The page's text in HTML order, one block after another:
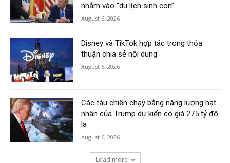
nhắm vào “du lịch sinh con”.
August 6, 2026
Disney và TikTok hợp tác trong thỏa
thuận chia sẻ nội dung
August 6, 2026
Các tàu chiến chạy bằng năng lượng hạt
nhân của Trump dự kiến có giá 275 tỷ đô
la
August 6, 2026
Load more